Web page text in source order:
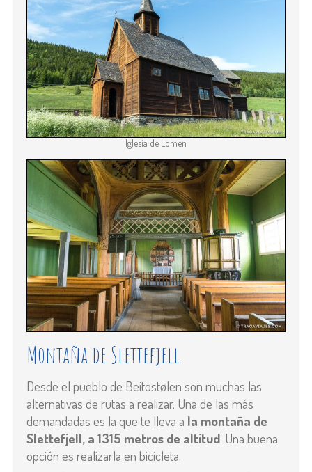
Iglesia de Lomen
Montaña de Slettefjell
Desde el pueblo de Beitostølen son muchas las
alternativas de rutas a realizar. Una de las más
demandadas es la que te lleva a la montaña de
Slettefjell, a 1315 metros de altitud. Una buena
opción es realizarla en bicicleta.